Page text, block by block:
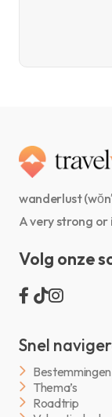
wanderlust
A very strong or
Volg onze
Snel
Bestemmingen
Thema’s
Roadtrip